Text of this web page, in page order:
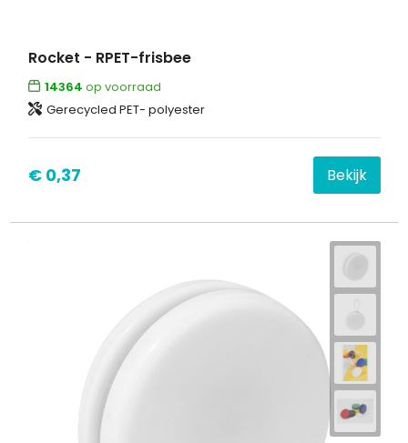
Rocket - RPET-frisbee
14364 op voorraad
Gerecycled PET- polyester
€ 0,37 Bekijk